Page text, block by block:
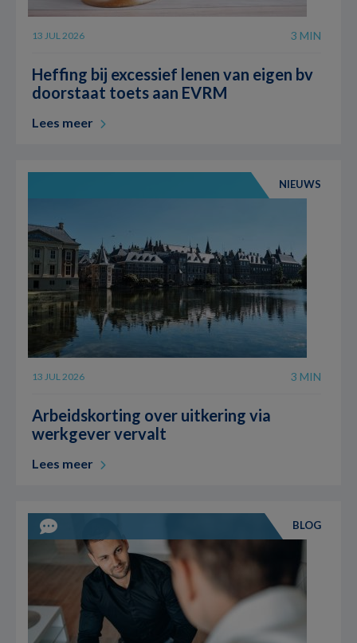
13 JUL 2026 3 MIN
Heffing bij excessief lenen van eigen bv
doorstaat toets aan EVRM
Lees meer
NIEUWS
13 JUL 2026 3 MIN
Arbeidskorting over uitkering via
werkgever vervalt
Lees meer
BLOG